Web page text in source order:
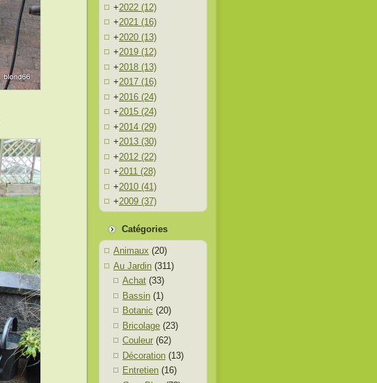
+2022 (12)
+2021 (16)
+2020 (13)
+2019 (12)
+2018 (13)
+2017 (16)
+2016 (24)
+2015 (24)
+2014 (29)
+2013 (30)
+2012 (22)
+2011 (28)
+2010 (41)
+2009 (37)
Catégories
Animaux (20)
Au Jardin (311)
Achat (33)
Bassin (1)
Botanic (20)
Bricolage (23)
Couleur (62)
Décoration (13)
Entretien (16)